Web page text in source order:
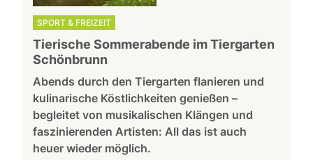
SPORT & FREIZEIT
Tierische Sommerabende im Tiergarten
Schönbrunn
Abends durch den Tiergarten flanieren und
kulinarische Köstlichkeiten genießen –
begleitet von musikalischen Klängen und
faszinierenden Artisten: All das ist auch
heuer wieder möglich.